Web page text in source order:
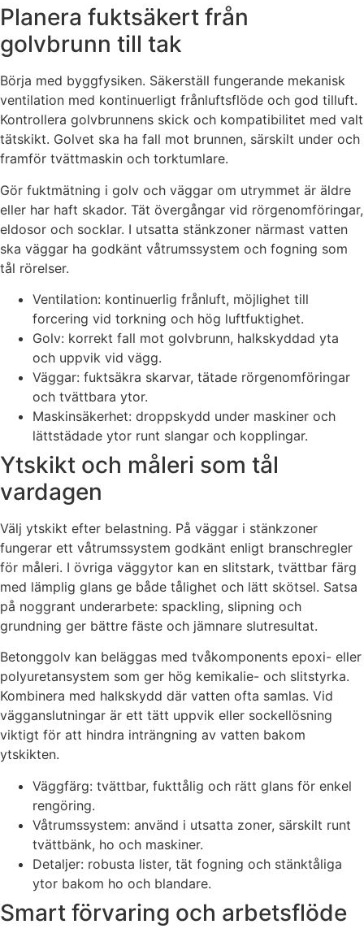
Planera fuktsäkert från
golvbrunn till tak
Börja med byggfysiken. Säkerställ fungerande mekanisk
ventilation med kontinuerligt frånluftsflöde och god tilluft.
Kontrollera golvbrunnens skick och kompatibilitet med valt
tätskikt. Golvet ska ha fall mot brunnen, särskilt under och
framför tvättmaskin och torktumlare.
Gör fuktmätning i golv och väggar om utrymmet är äldre
eller har haft skador. Tät övergångar vid rörgenomföringar,
eldosor och socklar. I utsatta stänkzoner närmast vatten
ska väggar ha godkänt våtrumssystem och fogning som
tål rörelser.
Ventilation: kontinuerlig frånluft, möjlighet till
forcering vid torkning och hög luftfuktighet.
Golv: korrekt fall mot golvbrunn, halkskyddad yta
och uppvik vid vägg.
Väggar: fuktsäkra skarvar, tätade rörgenomföringar
och tvättbara ytor.
Maskinsäkerhet: droppskydd under maskiner och
lättstädade ytor runt slangar och kopplingar.
Ytskikt och måleri som tål
vardagen
Välj ytskikt efter belastning. På väggar i stänkzoner
fungerar ett våtrumssystem godkänt enligt branschregler
för måleri. I övriga väggytor kan en slitstark, tvättbar färg
med lämplig glans ge både tålighet och lätt skötsel. Satsa
på noggrant underarbete: spackling, slipning och
grundning ger bättre fäste och jämnare slutresultat.
Betonggolv kan beläggas med tvåkomponents epoxi- eller
polyuretansystem som ger hög kemikalie- och slitstyrka.
Kombinera med halkskydd där vatten ofta samlas. Vid
vägganslutningar är ett tätt uppvik eller sockellösning
viktigt för att hindra inträngning av vatten bakom
ytskikten.
Väggfärg: tvättbar, fukttålig och rätt glans för enkel
rengöring.
Våtrumssystem: använd i utsatta zoner, särskilt runt
tvättbänk, ho och maskiner.
Detaljer: robusta lister, tät fogning och stänktåliga
ytor bakom ho och blandare.
Smart förvaring och arbetsflöde